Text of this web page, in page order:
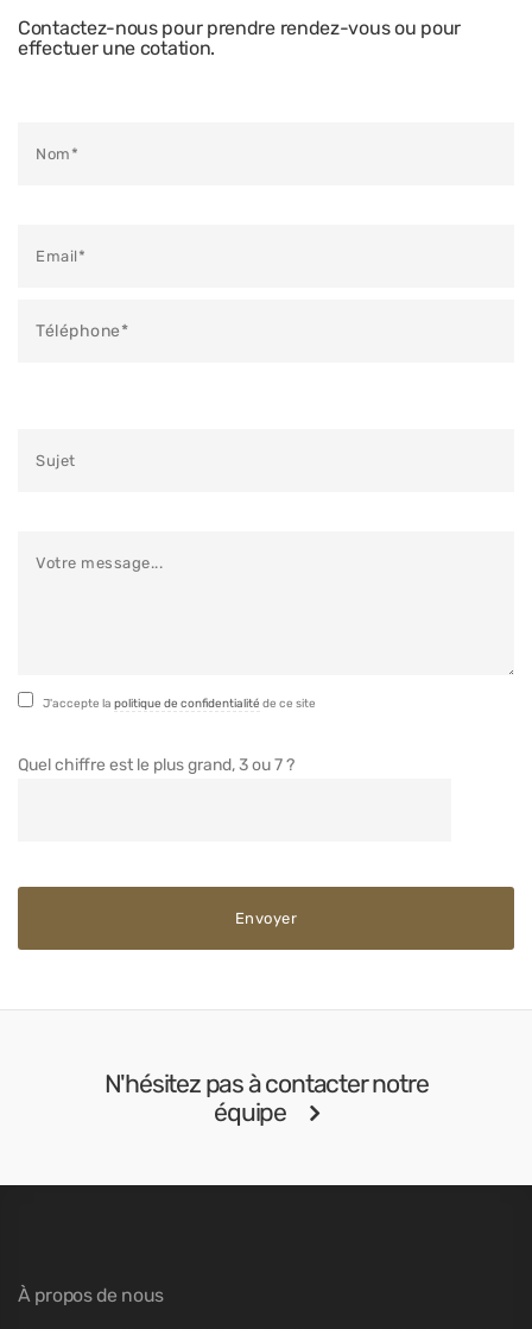
Contactez-nous pour prendre rendez-vous ou pour
effectuer une cotation.
J'accepte lapolitique de confidentialité de ce site
Quel chiffre est le plus grand, 3 ou 7 ?
N'hésitez pas à contacter notre
équipe
À propos de nous